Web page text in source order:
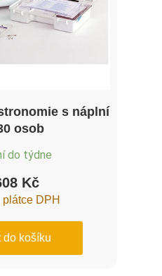
s náplní
osob
do týdne
Kč
plátce DPH
do košíku